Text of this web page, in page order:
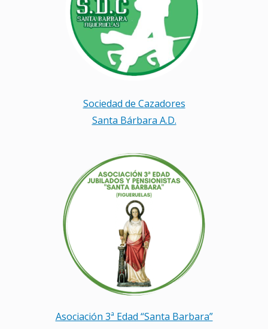
Sociedad de Cazadores
Santa Bárbara A.D.
Asociación 3ª Edad “Santa Barbara”